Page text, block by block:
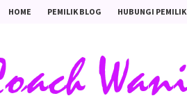
HOME PEMILIK BLOG HUBUNGI PEMILIK